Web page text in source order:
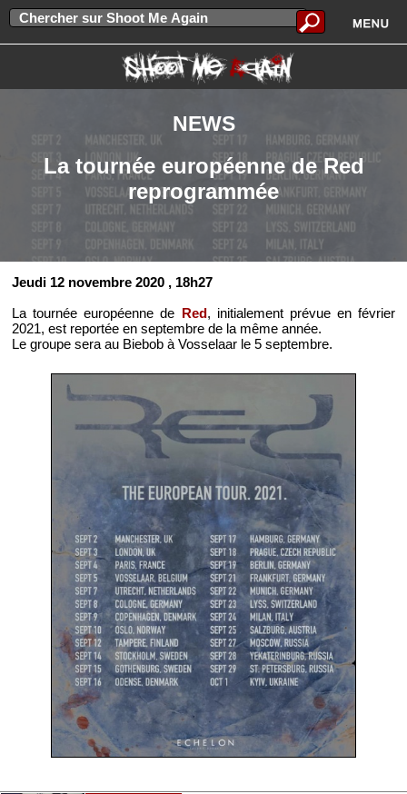
NEWS
La tournée européenne de Red
reprogrammée
Jeudi 12 novembre 2020 , 18h27
La tournée européenne de Red, initialement prévue en février
2021, est reportée en septembre de la même année.
Le groupe sera au Biebob à Vosselaar le 5 septembre.